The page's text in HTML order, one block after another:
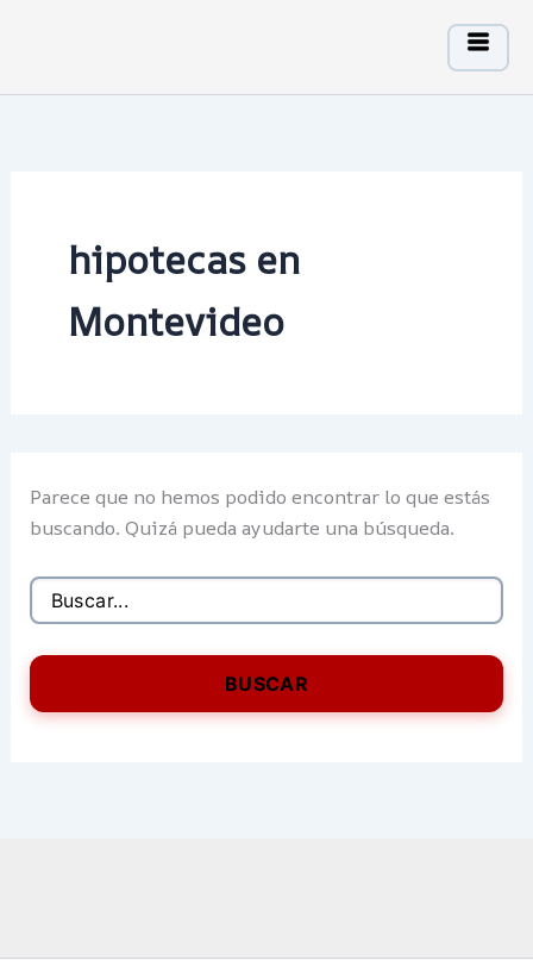
hipotecas en
Montevideo
Parece que no hemos podido encontrar lo que estás
buscando. Quizá pueda ayudarte una búsqueda.
Buscar
por: